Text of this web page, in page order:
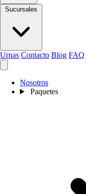
Sucursales
Urnas Contacto Blog FAQ
Nosotros
Paquetes